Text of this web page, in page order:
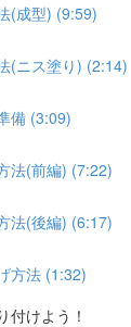
(成型) (9:59)
(ニス塗り) (2:14)
備 (3:09)
法(前編) (7:22)
法(後編) (6:17)
方法 (1:32)
付けよう！